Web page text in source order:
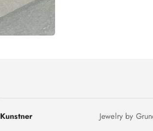
Kunstner Jewelry by